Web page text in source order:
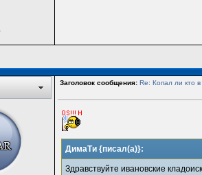
Заголовок сообщения: Re: Копал ли кто
ДимаТи {писал(а)}:
Здравствуйте ивановские